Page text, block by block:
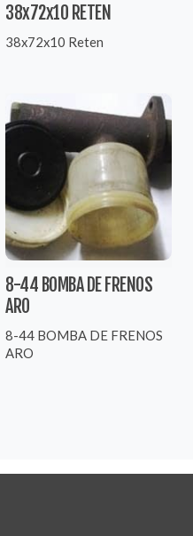
38x72x10 RETEN
38x72x10 Reten
8-44 BOMBA DE FRENOS
ARO
8-44 BOMBA DE FRENOS
ARO